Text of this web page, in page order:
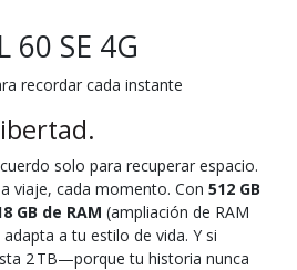
60 SE 4G
recordar cada instante
solo para recuperar espacio.
viaje, cada momento. Con 512 GB
GB de RAM (ampliación de RAM
a tu estilo de vida. Y si
2 TB—porque tu historia nunca